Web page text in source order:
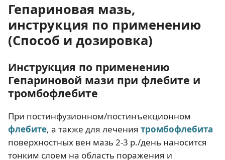
Гепариновая мазь,
инструкция по применению
(Способ и дозировка)
Инструкция по применению
Гепариновой мази при флебите и
тромбофлебите
При постинфузионном/постинъекционном
флебите, а также для лечения тромбофлебита
поверхностных вен мазь 2-3 р./день наносится
тонким слоем на область поражения и